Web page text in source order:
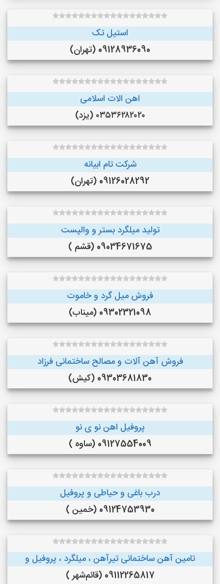
استیل تک
09128936090 (تهران)
اهن الات اسلامی
۰۳۵۳۶۲۸۲۰۲۰ (یزد)
شرکت تام ابیانه
09126028292 (تهران)
تولید میلگرد بستر و والپست
09034671675 (قشم )
فروش میل گرد و خاموت
09302321098 (میناب)
فروش آهن آلات و مصالح ساختمانی فرزاد
09303681830 (کیش)
پروفیل اهن نو ی نو
09127554009 (ساوه )
درب باغی و حیاطی و پروفیل
09124753930 (خمین )
تامین آهن ساختمانی تیرآهن ، میلگرد ، پروفیل و
09112265817 (قائم‌شهر )